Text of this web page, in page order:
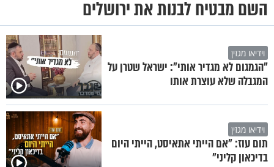
השם מבטיח לבנות את ירושלים
וידיאו מגזין
"הגמגום לא מגדיר אותי": ישראל שטרן על
המגבלה שלא עוצרת אותו
וידיאו מגזין
תום עוז: "אם הייתי אתאיסט, הייתי היום
בדיכאון קליני"